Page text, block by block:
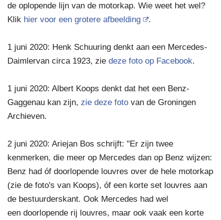
de oplopende lijn van de motorkap. Wie weet het wel?
Klik hier voor een grotere afbeelding .
1 juni 2020: Henk Schuuring denkt aan een Mercedes-
Daimlervan circa 1923, zie deze foto op Facebook.
1 juni 2020: Albert Koops denkt dat het een Benz-
Gaggenau kan zijn, zie deze foto van de Groningen
Archieven.
2 juni 2020: Ariejan Bos schrijft: "Er zijn twee
kenmerken, die meer op Mercedes dan op Benz wijzen:
Benz had óf doorlopende louvres over de hele motorkap
(zie de foto's van Koops), óf een korte set louvres aan
de bestuurderskant. Ook Mercedes had wel
een doorlopende rij louvres, maar ook vaak een korte